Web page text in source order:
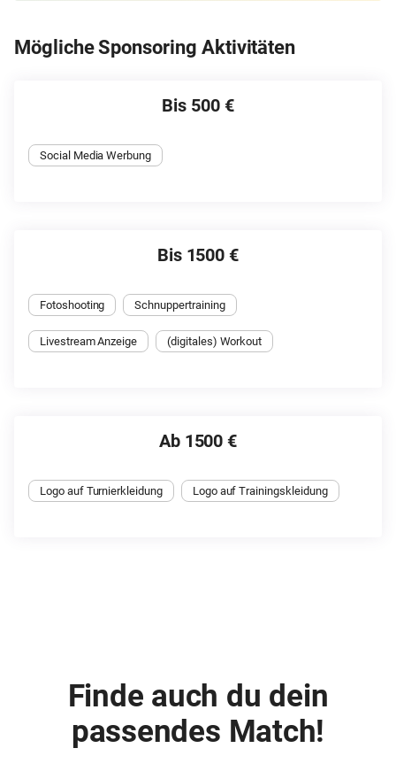
Mögliche Sponsoring Aktivitäten
Bis 500 €
Social Media Werbung
Bis 1500 €
Fotoshooting Schnuppertraining
Livestream Anzeige (digitales) Workout
Ab 1500 €
Logo auf Turnierkleidung Logo auf Trainingskleidung
Finde auch du dein
passendes Match!